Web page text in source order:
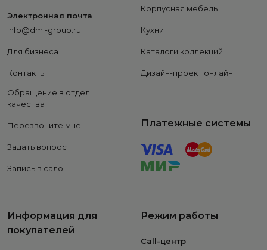
Электронная почта
info@dmi-group.ru
Для бизнеса
Контакты
Обращение в отдел
качества
Перезвоните мне
Задать вопрос
Запись в салон
Корпусная мебель
Кухни
Каталоги коллекций
Дизайн-проект онлайн
Платежные системы
Информация для
покупателей
Режим работы
Call-центр